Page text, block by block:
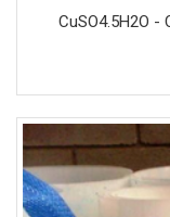
CuSO4.5H2O -